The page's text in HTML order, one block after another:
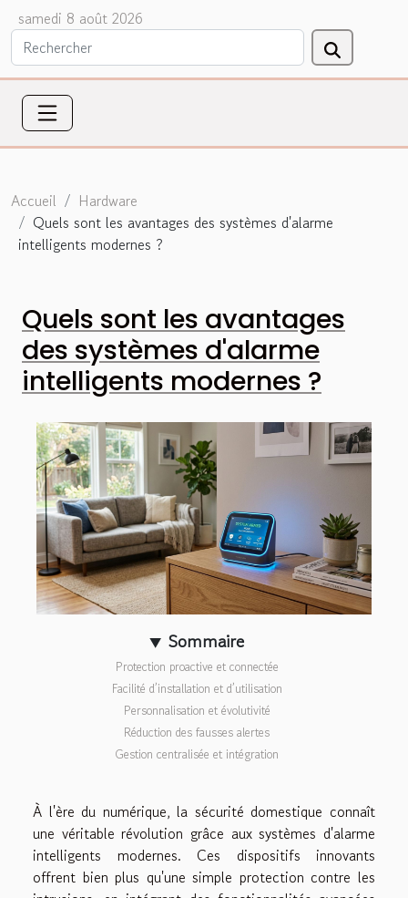
samedi 8 août 2026
Accueil
Hardware
Quels sont les avantages des systèmes d'alarme
intelligents modernes ?
Quels sont les avantages
des systèmes d'alarme
intelligents modernes ?
Sommaire
Protection proactive et connectée
Facilité d’installation et d’utilisation
Personnalisation et évolutivité
Réduction des fausses alertes
Gestion centralisée et intégration
À l'ère du numérique, la sécurité domestique connaît
une véritable révolution grâce aux systèmes d'alarme
intelligents modernes. Ces dispositifs innovants
offrent bien plus qu'une simple protection contre les